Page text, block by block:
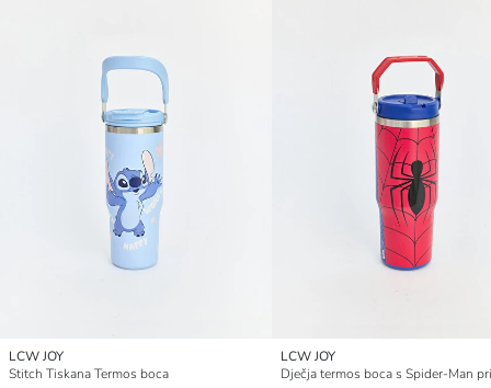
LCW JOY
Stitch Tiskana Termos boca
LCW JOY
Dječja termos boca s Spider-Man